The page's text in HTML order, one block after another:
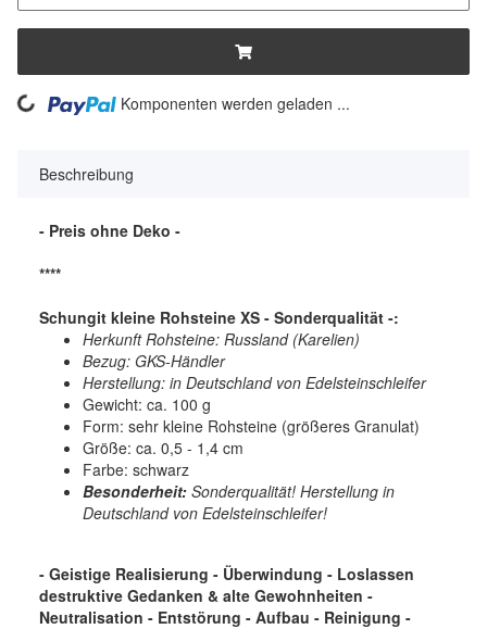
Komponenten werden geladen ...
Beschreibung
- Preis ohne Deko -
****
Schungit kleine Rohsteine XS - Sonderqualität -:
Herkunft Rohsteine: Russland (Karelien)
Bezug: GKS-Händler
Herstellung: in Deutschland von Edelsteinschleifer
Gewicht: ca. 100 g
Form: sehr kleine Rohsteine (größeres Granulat)
Größe: ca. 0,5 - 1,4 cm
Farbe: schwarz
Besonderheit: Sonderqualität! Herstellung in
Deutschland von Edelsteinschleifer!
- Geistige Realisierung - Überwindung - Loslassen
destruktive Gedanken & alte Gewohnheiten -
Neutralisation - Entstörung - Aufbau - Reinigung -